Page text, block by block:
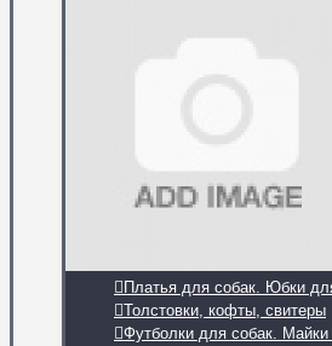
Платья для собак. Юбки
Толстовки, кофты, свитеры
Футболки для собак. Майки